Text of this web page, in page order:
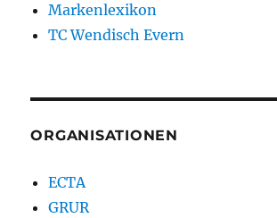
Markenlexikon
TC Wendisch Evern
ORGANISATIONEN
ECTA
GRUR